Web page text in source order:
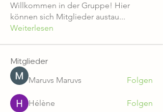
Willkommen in der Gruppe! Hier
können sich Mitglieder austau...
Weiterlesen
Mitglieder
Maruvs Maruvs Folgen
Hélène Folgen